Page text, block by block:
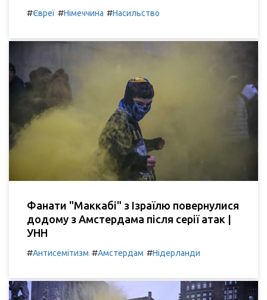
#Євреї #Німеччина #Насильство
Фанати "Маккабі" з Ізраїлю повернулися
додому з Амстердама після серії атак |
УНН
#Антисемітизм #Амстердам #Нідерланди